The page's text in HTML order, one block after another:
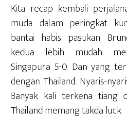
Kita recap kembali
muda dalam peringkat
bantai habis pasukan
kedua lebih mudah
Singapura 5-0. Dan yang
dengan Thailand. Nyaris-
Banyak kali terkena tiang
Thailand memang takda luck.